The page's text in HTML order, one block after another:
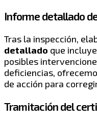
Informe detallado
Tras la inspección,
detallado que
posibles
deficiencias,
de acción para
Tramitación del